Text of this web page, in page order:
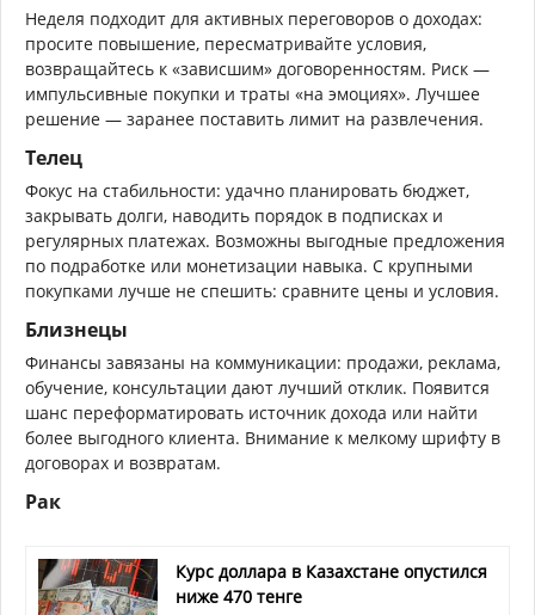
Неделя подходит для активных переговоров о доходах:
просите повышение, пересматривайте условия,
возвращайтесь к «зависшим» договоренностям. Риск —
импульсивные покупки и траты «на эмоциях». Лучшее
решение — заранее поставить лимит на развлечения.
Телец
Фокус на стабильности: удачно планировать бюджет,
закрывать долги, наводить порядок в подписках и
регулярных платежах. Возможны выгодные предложения
по подработке или монетизации навыка. С крупными
покупками лучше не спешить: сравните цены и условия.
Близнецы
Финансы завязаны на коммуникации: продажи, реклама,
обучение, консультации дают лучший отклик. Появится
шанс переформатировать источник дохода или найти
более выгодного клиента. Внимание к мелкому шрифту в
договорах и возвратам.
Рак
Курс доллара в Казахстане опустился
ниже 470 тенге